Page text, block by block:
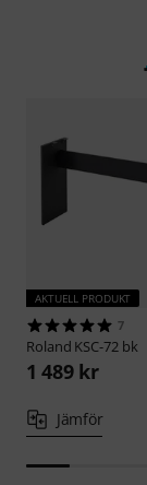
AKTUELL PRODUKT
7
Roland KSC-72 bk
1 489 kr
Jämför